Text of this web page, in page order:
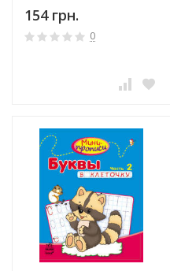
154 грн.
0